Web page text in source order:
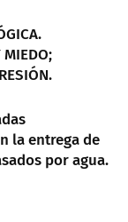
MIEDO;
la entrega de
por agua.